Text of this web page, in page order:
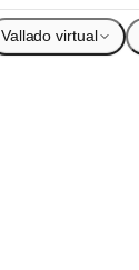
Vallado virtual